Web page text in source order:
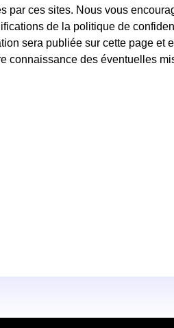
par ces sites. Nous vous
de la politique de
sera publiée sur cette page et
connaissance des éventuelles